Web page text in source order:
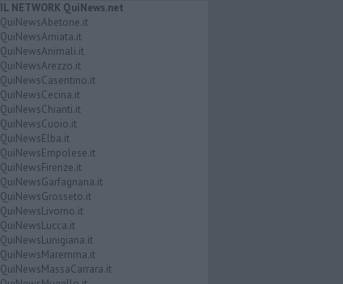
IL NETWORK QuiNews.net
QuiNewsAbetone.it
QuiNewsAmiata.it
QuiNewsAnimali.it
QuiNewsArezzo.it
QuiNewsCasentino.it
QuiNewsCecina.it
QuiNewsChianti.it
QuiNewsCuoio.it
QuiNewsElba.it
QuiNewsEmpolese.it
QuiNewsFirenze.it
QuiNewsGarfagnana.it
QuiNewsGrosseto.it
QuiNewsLivorno.it
QuiNewsLucca.it
QuiNewsLunigiana.it
QuiNewsMaremma.it
QuiNewsMassaCarrara.it